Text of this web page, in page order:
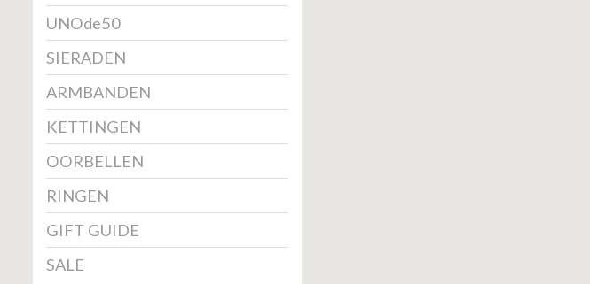
UNOde50
SIERADEN
ARMBANDEN
KETTINGEN
OORBELLEN
RINGEN
GIFT GUIDE
SALE